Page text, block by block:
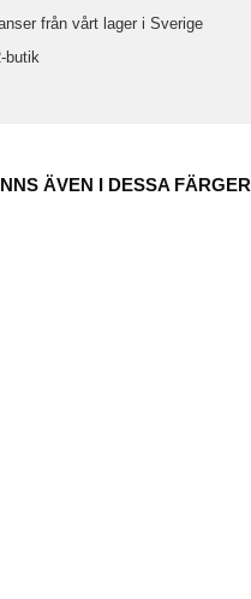
från vårt lager i Sverige
butik
ÄVEN I DESSA FÄRGER